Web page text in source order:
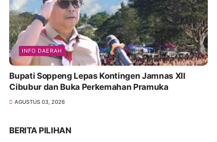
INFO DAERAH
Bupati Soppeng Lepas Kontingen Jamnas XII
Cibubur dan Buka Perkemahan Pramuka
AGUSTUS 03, 2026
BERITA PILIHAN